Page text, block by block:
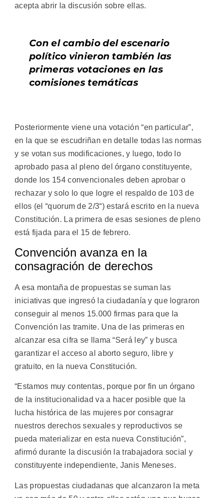
acepta abrir la discusión sobre ellas.
Con el cambio del escenario
político vinieron también las
primeras votaciones en las
comisiones temáticas
Posteriormente viene una votación “en particular”,
en la que se escudriñan en detalle todas las normas
y se votan sus modificaciones, y luego, todo lo
aprobado pasa al pleno del órgano constituyente,
donde los 154 convencionales deben aprobar o
rechazar y solo lo que logre el respaldo de 103 de
ellos (el “quorum de 2/3“) estará escrito en la nueva
Constitución. La primera de esas sesiones de pleno
está fijada para el 15 de febrero.
Convención avanza en la
consagración de derechos
A esa montaña de propuestas se suman las
iniciativas que ingresó la ciudadanía y que lograron
conseguir al menos 15.000 firmas para que la
Convención las tramite. Una de las primeras en
alcanzar esa cifra se llama “Será ley” y busca
garantizar el acceso al aborto seguro, libre y
gratuito, en la nueva Constitución.
“Estamos muy contentas, porque por fin un órgano
de la institucionalidad va a hacer posible que la
lucha histórica de las mujeres por consagrar
nuestros derechos sexuales y reproductivos se
pueda materializar en esta nueva Constitución”,
afirmó durante la discusión la trabajadora social y
constituyente independiente, Janis Meneses.
Las propuestas ciudadanas que alcanzaron la meta